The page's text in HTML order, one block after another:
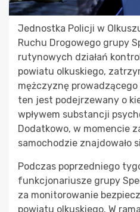
Jednostka Policji w
Ruchu Drogowego grupy
rutynowych działań
powiatu olkuskiego,
mężczyznę
ten jest podejrzewany o
wpływem substancji
Dodatkowo, w momencie
samochodzie znajdowało
Podczas poprzedniego
funkcjonariusze grupy
za monitorowanie
powiatu olkuskiego. W